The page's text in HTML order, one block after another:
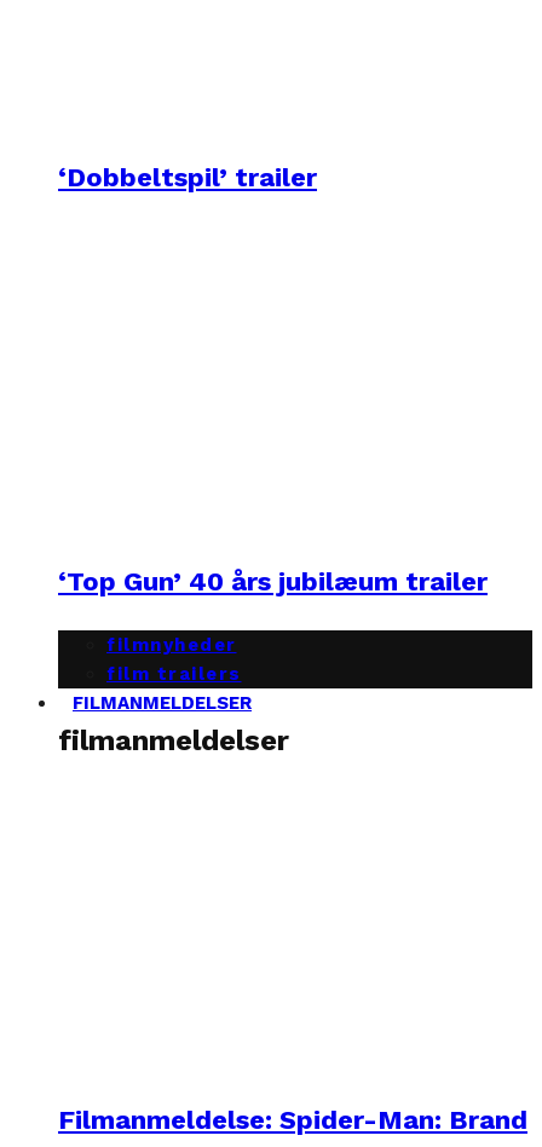
‘Dobbeltspil’ trailer
‘Top Gun’ 40 års jubilæum trailer
filmnyheder
film trailers
FILMANMELDELSER
filmanmeldelser
Filmanmeldelse: Spider-Man: Brand